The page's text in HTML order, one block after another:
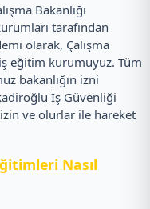
Bakanlığı
tarafından
olarak, Çalışma
eğitim kurumuyuz. Tüm
bakanlığın izni
İş Güvenliği
ve olurlar ile hareket
Nasıl